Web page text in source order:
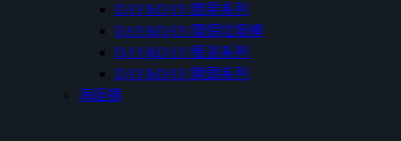
DAY&DAY/廚房系列
DAY&DAY/環保垃圾桶
DAY&DAY/衛浴系列
DAY&DAY/龍頭系列
海廷頓